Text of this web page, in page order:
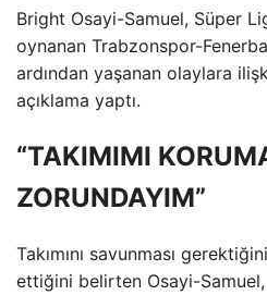
Bright Osayi-Samuel, Süper
oynanan Trabzonspor-
ardından yaşanan olaylara
açıklama yaptı.
“TAKIMIMI
ZORUNDAYIM”
Takımını savunması
ettiğini belirten Osayi-